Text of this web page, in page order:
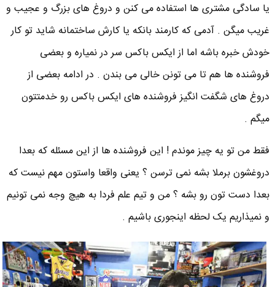
یا سادگی مشتری ها استفاده می کنن و دروغ های بزرگ و عجیب و
غریب میگن . آدمی که کارمند بانکه یا کارش ساختمانه شاید تو کار
خودش خبره باشه اما از ایکس باکس سر در نمیاره و بعضی
فروشنده ها هم تا می تونن خالی می بندن . در ادامه بعضی از
دروغ های شگفت انگیز فروشنده های ایکس باکس رو خدمتتون
میگم .
فقط من تو یه چیز موندم ! این فروشنده ها از این مسئله که بعدا
دروغشون برملا بشه نمی ترسن ؟ یعنی واقعا واستون مهم نیست که
بعدا دست تون رو بشه ؟ من و تیم علم فردا به هیچ وجه نمی تونیم
و نمیذاریم یک لحظه اینجوری باشیم .